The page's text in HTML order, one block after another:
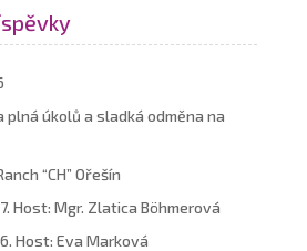
úkolů a sladká odměna na
“CH” Ořešín
Host: Mgr. Zlatica Böhmerová
Host: Eva Marková